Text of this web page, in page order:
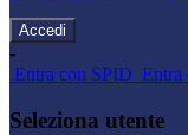
-
Entra con SPID Entra
Seleziona utente